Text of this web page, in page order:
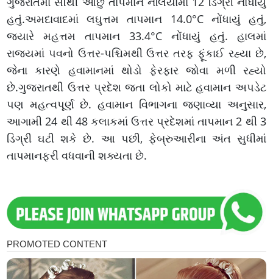
હતું.અમદાવાદમાં લઘુત્તમ તાપમાન 14.0°C નોંધાયું હતું,
જ્યારે મહત્તમ તાપમાન 33.4°C નોંધાયું હતું. હાલમાં
રાજ્યમાં પવનો ઉત્તર-પશ્ચિમથી ઉત્તર તરફ ફૂંકાઈ રહ્યા છે,
જેના કારણે હવામાનમાં થોડો ફેરફાર જોવા મળી રહ્યો
છે.ગુજરાતથી ઉત્તર પ્રદેશ જતા લોકો માટે હવામાન અપડેટ
પણ મહત્વપૂર્ણ છે. હવામાન વિભાગના જણાવ્યા અનુસાર,
આગામી 24 થી 48 કલાકમાં ઉત્તર પ્રદેશમાં તાપમાન 2 થી 3
ડિગ્રી ઘટી શકે છે. આ પછી, ફેબ્રુઆરીના અંત સુધીમાં
તાપમાનફરી વધવાની શક્યતા છે.